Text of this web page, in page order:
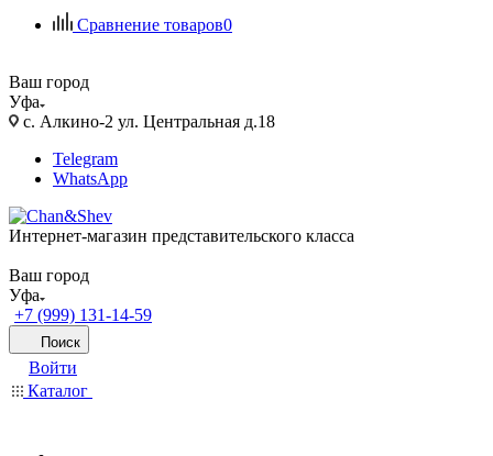
Сравнение товаров0
Ваш город
Уфа
с. Алкино-2 ул. Центральная д.18
Telegram
WhatsApp
Интернет-магазин представительского класса
Ваш город
Уфа
+7 (999) 131-14-59
Поиск
Войти
Каталог